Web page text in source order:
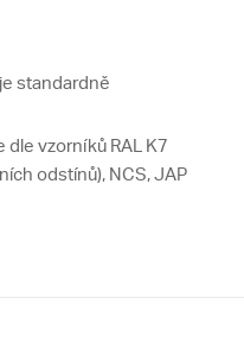
standardně
dle vzorníků RAL K7
odstínů), NCS, JAP